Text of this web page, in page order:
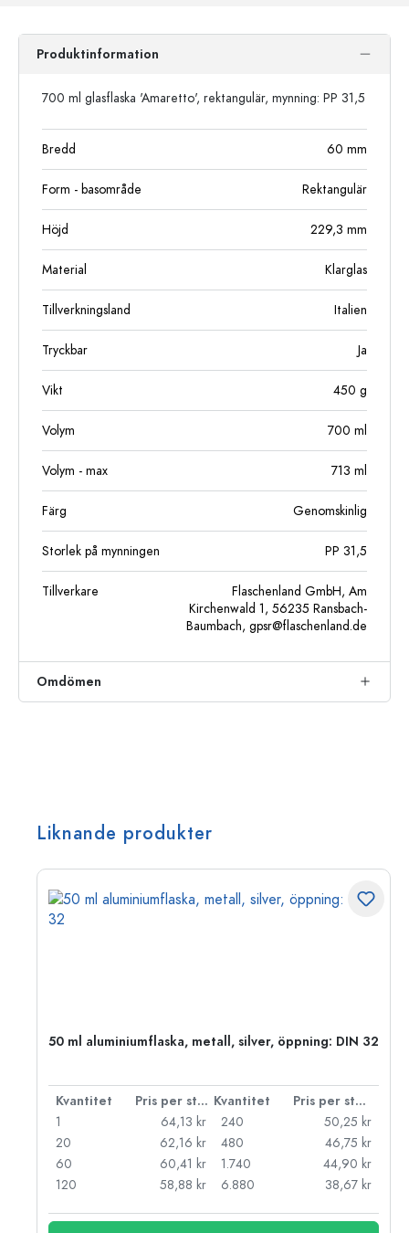
Produktinformation
700 ml glasflaska 'Amaretto', rektangulär, mynning: PP 31,5
Bredd 60 mm
Form - basområde Rektangulär
Höjd 229,3 mm
Material Klarglas
Tillverkningsland Italien
Tryckbar Ja
Vikt 450 g
Volym 700 ml
Volym - max 713 ml
Färg Genomskinlig
Storlek på mynningen PP 31,5
Tillverkare
Flaschenland GmbH, Am
Kirchenwald 1, 56235 Ransbach-
Baumbach, gpsr@flaschenland.de
Omdömen
Liknande produkter
50 ml aluminiumflaska, metall, silver, öppning: DIN 32
Kvantitet Pris per styck Kvantitet
Pris per styck
1
64,13 kr
20
62,16 kr
60
60,41 kr
120
58,88 kr
240
50,25 kr
480
46,75 kr
1.740
44,90 kr
6.880
38,67 kr